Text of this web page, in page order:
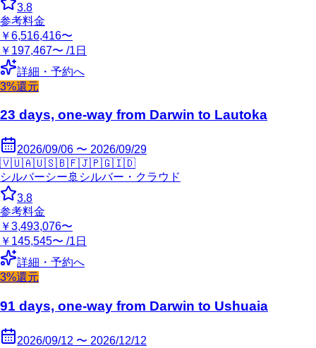
3.8
参考料金
￥6,516,416〜
￥197,467〜 /1日
詳細・予約へ
3%還元
23 days, one-way from Darwin to Lautoka
2026/09/06 〜 2026/09/29
🇻🇺🇦🇺🇸🇧🇫🇯🇵🇬🇮🇩
シルバーシー 🚢 シルバー・クラウド
3.8
参考料金
￥3,493,076〜
￥145,545〜 /1日
詳細・予約へ
3%還元
91 days, one-way from Darwin to Ushuaia
2026/09/12 〜 2026/12/12